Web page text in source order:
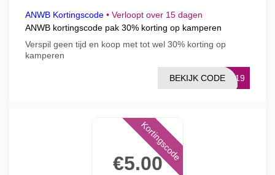
ANWB Kortingscode • Verloopt over 15 dagen
ANWB kortingscode pak 30% korting op kamperen
Verspil geen tijd en koop met tot wel 30% korting op
kamperen
2019
BEKIJK CODE
€5.00
Kortingscode